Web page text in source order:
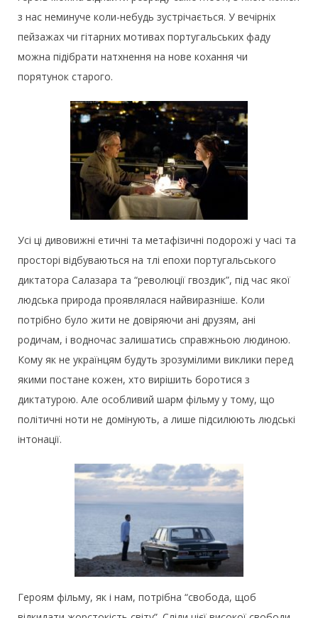
з нас неминуче коли-небудь зустрічається. У вечірніх
пейзажах чи гітарних мотивах португальських фаду
можна підібрати натхнення на нове кохання чи
порятунок старого.
Усі ці дивовижні етичні та метафізичні подорожі у часі та
просторі відбуваються на тлі епохи португальського
диктатора Салазара та “революції гвоздик”, під час якої
людська природа проявлялася найвиразніше. Коли
потрібно було жити не довіряючи ані друзям, ані
родичам, і водночас залишатись справжньою людиною.
Кому як не українцям будуть зрозумілими виклики перед
якими постане кожен, хто вирішить боротися з
диктатурою. Але особливий шарм фільму у тому, що
політичні ноти не домінують, а лише підсилюють людські
інтонації.
Героям фільму, як і нам, потрібна “свобода, щоб